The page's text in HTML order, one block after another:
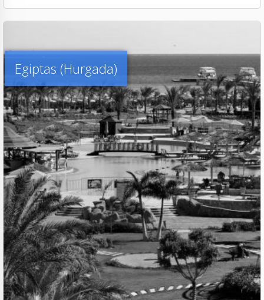
Egiptas (Hurgada)